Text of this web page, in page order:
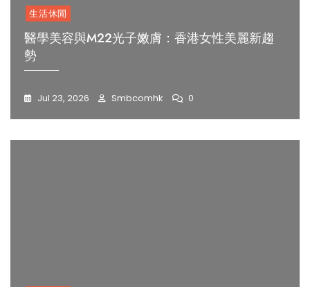
生活休閒
醫學美容與M22光子嫩膚：香港女性美麗新趨
勢
Jul 23, 2026 Smbcomhk 0